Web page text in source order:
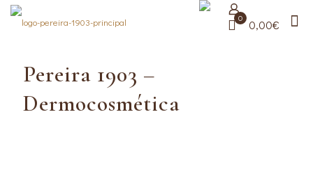
0 0,00€
Pereira 1903 –
Dermocosmética